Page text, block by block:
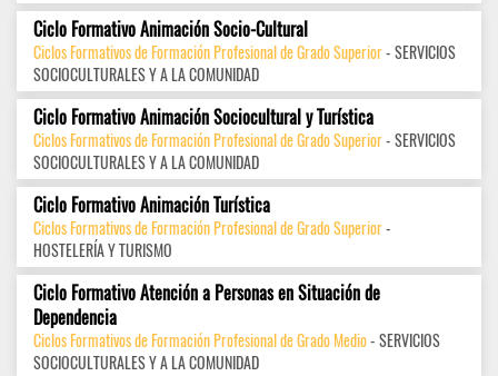
Ciclo Formativo Animación Socio-Cultural
Ciclos Formativos de Formación Profesional de Grado Superior- SERVICIOS
SOCIOCULTURALES Y A LA COMUNIDAD
Ciclo Formativo Animación Sociocultural y Turística
Ciclos Formativos de Formación Profesional de Grado Superior- SERVICIOS
SOCIOCULTURALES Y A LA COMUNIDAD
Ciclo Formativo Animación Turística
Ciclos Formativos de Formación Profesional de Grado Superior-
HOSTELERÍA Y TURISMO
Ciclo Formativo Atención a Personas en Situación de
Dependencia
Ciclos Formativos de Formación Profesional de Grado Medio- SERVICIOS
SOCIOCULTURALES Y A LA COMUNIDAD